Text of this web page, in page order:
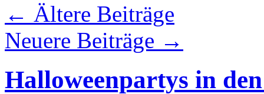
← Ältere Beiträge
Neuere Beiträge →
Halloweenpartys in